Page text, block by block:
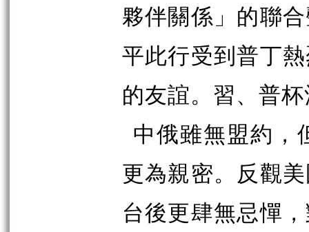
夥伴關係」的聯
平此行受到普丁
的友誼。習、普
中俄雖無盟約，
更為親密。反觀
台後更肆無忌憚